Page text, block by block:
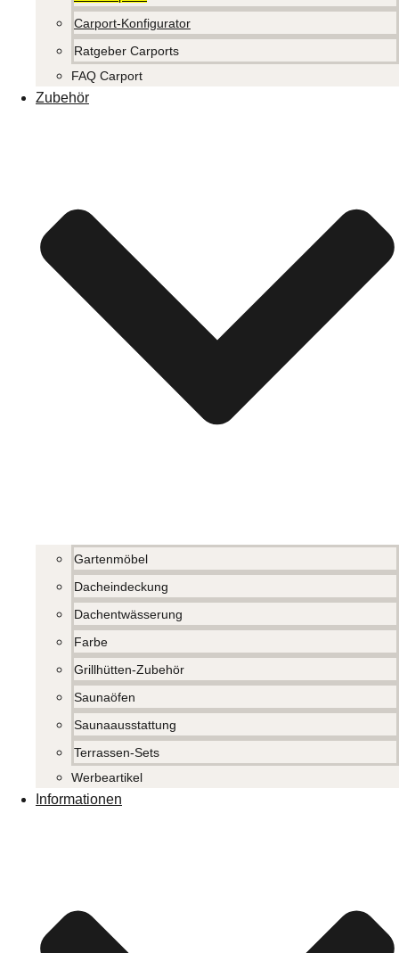
Carport-Konfigurator
Ratgeber Carports
FAQ Carport
Zubehör
Gartenmöbel
Dacheindeckung
Dachentwässerung
Farbe
Grillhütten-Zubehör
Saunaöfen
Saunaausstattung
Terrassen-Sets
Werbeartikel
Informationen